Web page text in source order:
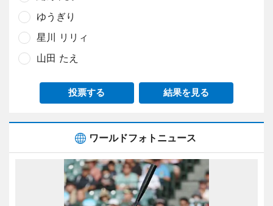
ゆうぎり
星川 リリィ
山田 たえ
投票する 結果を見る
ワールドフォトニュース